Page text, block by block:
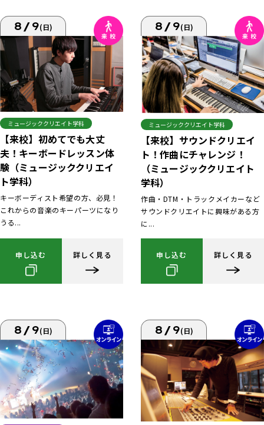
8/9(日)
ミュージッククリエイト学科
【来校】初めてでも大丈
夫！キーボードレッスン体
験（ミュージッククリエイ
ト学科）
キーボーディスト希望の方、必見！
これからの音楽のキーパーツになり
うる...
申し込む 詳しく見る
8/9(日)
ミュージッククリエイト学科
【来校】サウンドクリエイ
ト！作曲にチャレンジ！
（ミュージッククリエイト
学科）
作曲・DTM・トラックメイカーなど
サウンドクリエイトに興味がある方
に...
申し込む 詳しく見る
8/9(日) 8/9(日)